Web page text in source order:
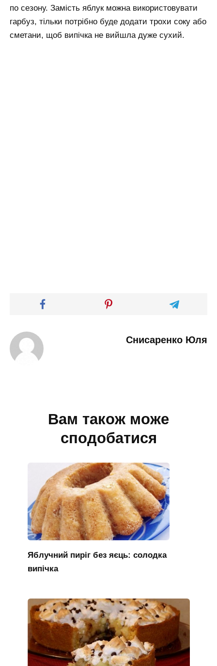
по сезону. Замість яблук можна використовувати
гарбуз, тільки потрібно буде додати трохи соку або
сметани, щоб випічка не вийшла дуже сухий.
Снисаренко Юля
Вам також може
сподобатися
Яблучний пиріг без яєць: солодка
випічка